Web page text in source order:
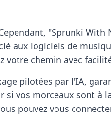
"Sprunki
aux logiciels de
votre chemin avec
pilotées par l'IA,
vos morceaux sont à
pouvez vous